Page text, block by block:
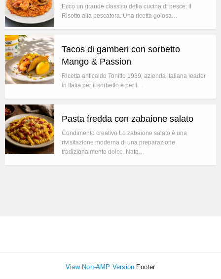
Ecco un grande classico della cucina di pesce: il
Risotto alla pescatora. Una ricetta golosa…
Tacos di gamberi con sorbetto
Mango & Passion
Ricetta anticaldo Tonitto 1939, azienda italiana leader
in Italia per il sorbetto e per i…
Pasta fredda con zabaione salato
Condimento creativo Lo zabaione salato è una
rivisitazione moderna di una preparazione
tradizionalmente dolce. Nato…
View Non-AMP Version Footer